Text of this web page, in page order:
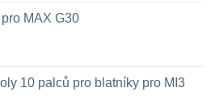
MAX G30
10 palců pro blatníky pro MI3